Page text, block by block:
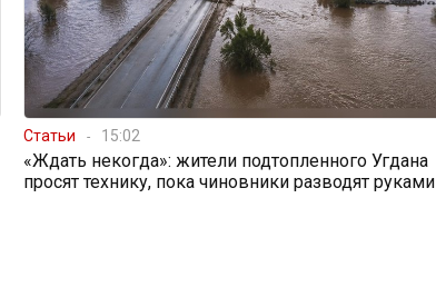
Статьи 15:02
«Ждать некогда»: жители подтопленного Угдана
просят технику, пока чиновники разводят руками